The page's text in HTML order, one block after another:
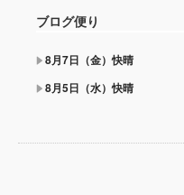
ブログ便り
8月7日（金）快晴
8月5日（水）快晴